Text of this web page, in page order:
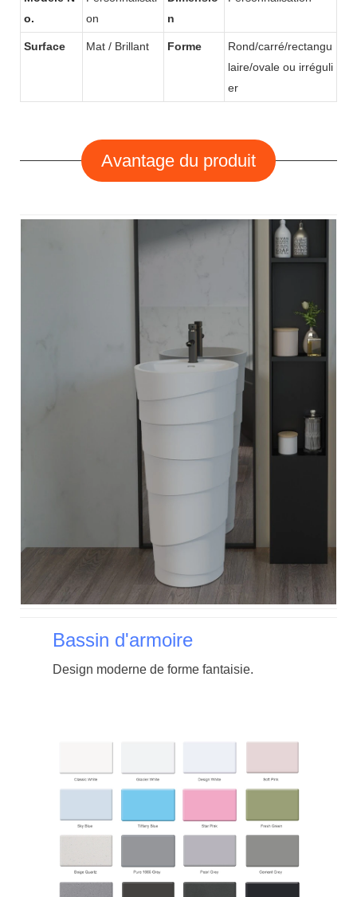
o.
on
n
Surface Mat / Brillant Forme
Rond/carré/rectangu
laire/ovale ou irréguli
er
Avantage du produit
Bassin d'armoire
Design moderne de forme fantaisie.